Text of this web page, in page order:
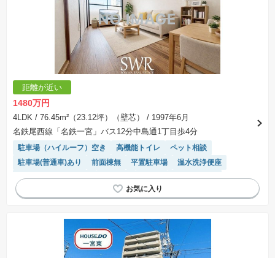
距離が近い
1480万円
4LDK / 76.45m²（23.12坪）（壁芯）
/ 1997年6月
名鉄尾西線「名鉄一宮」バス12分中島通1丁目歩4分
駐車場（ハイルーフ）空き 高機能トイレ
ペット相談
駐車場(普通車)あり
前面棟無 平置駐車場
温水洗浄便座
駐輪場・バイク置き場
３面採光 平坦地
宅配ボックス
モニター付きインターホン
対面キッチン